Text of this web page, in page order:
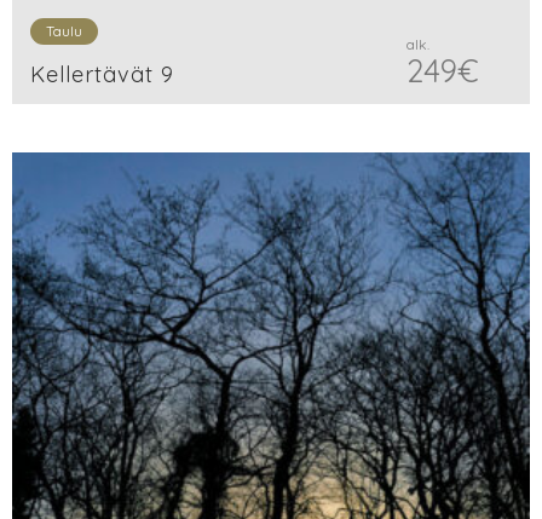
Taulu
Kellertävät 9
alk.
249€